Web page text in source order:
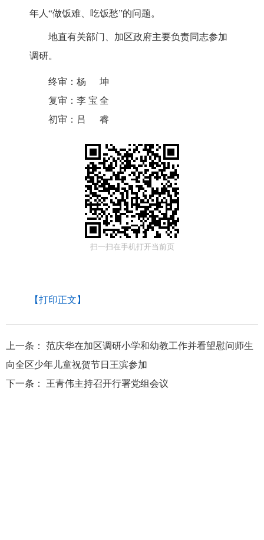
年人 “做饭难、吃饭愁”的问题。
地直有关部门
加区政府主要负责同志参加
调研。
终审： 杨坤
复审： 李宝全
初审： 吕睿
扫一扫在手机打开当前页
【打印正文】
上一条：
范庆华在加区调研小学和幼教工作并看望慰问师生
向全区少年儿童祝贺节日王滨参加
下一条：
王青伟主持召开行署党组会议